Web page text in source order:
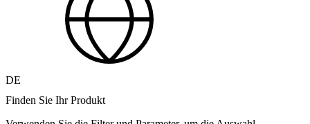
DE
Finden Sie Ihr Produkt